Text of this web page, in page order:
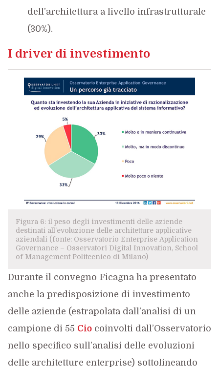
dell’architettura a livello infrastrutturale
(30%).
I driver di investimento
Figura 6: il peso degli investimenti delle aziende
destinati all’evoluzione delle architetture applicative
aziendali (fonte: Osservatorio Enterprise Application
Governance – Osservatori Digital Innovation, School
of Management Politecnico di Milano)
Durante il convegno Ficagna ha presentato
anche la predisposizione di investimento
delle aziende (estrapolata dall’analisi di un
campione di 55 Ciocoinvolti dall’Osservatorio
nello specifico sull’analisi delle evoluzioni
delle architetture enterprise) sottolineando